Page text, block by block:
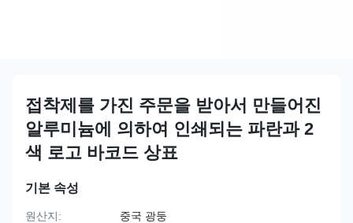
접착제를 가진 주문을 받아서 만들어진
알루미늄에 의하여 인쇄되는 파란과 2
색 로고 바코드 상표
기본 속성
원산지:
중국 광둥